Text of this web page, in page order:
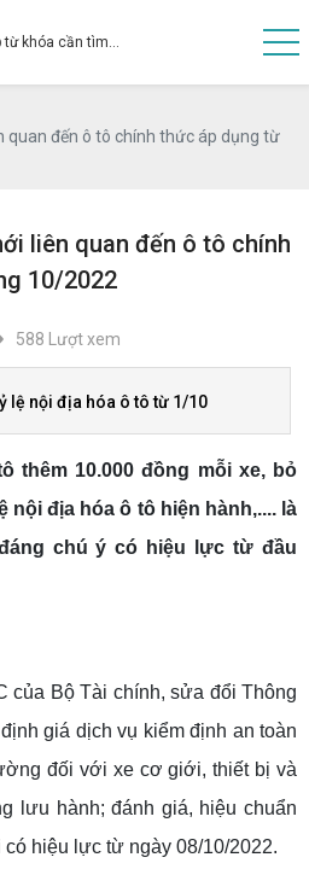
quan đến ô tô chính thức áp dụng từ
liên quan đến ô tô chính
10/2022
588 Lượt xem
lệ nội địa hóa ô tô từ 1/10
thêm 10.000 đồng mỗi xe, bỏ
nội địa hóa ô tô hiện hành,.... là
chú ý có hiệu lực từ đầu
của Bộ Tài chính, sửa đổi Thông
giá dịch vụ kiểm định an toàn
đối với xe cơ giới, thiết bị và
lưu hành; đánh giá, hiệu chuẩn
hiệu lực từ ngày 08/10/2022.